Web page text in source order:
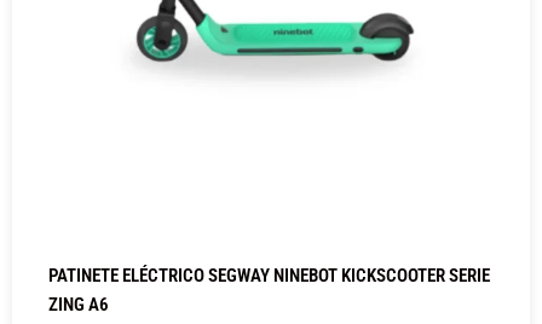
PATINETE ELÉCTRICO SEGWAY NINEBOT KICKSCOOTER SERIE
ZING A6